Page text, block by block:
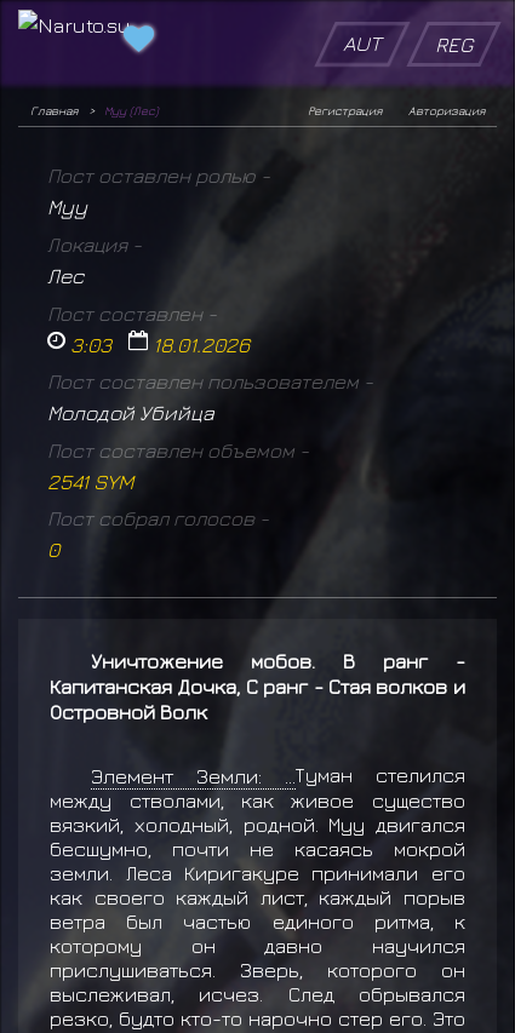
AUT REG
Главная Муу (Лес) Авторизация
Регистрация
Пост оставлен ролью -
Муу
Локация -
Лес
Пост составлен -
3:03 18.01.2026
Пост составлен пользователем -
Молодой Убийца
Пост составлен объемом -
2541 SYM
Пост собрал голосов -
0
Уничтожение мобов. В ранг -
Капитанская Дочка, С ранг - Стая волков и
Островной Волк
Элемент Земли: ...Туман стелился
между стволами, как живое существо
вязкий, холодный, родной. Муу двигался
бесшумно, почти не касаясь мокрой
земли. Леса Киригакуре принимали его
как своего каждый лист, каждый порыв
ветра был частью единого ритма, к
которому он давно научился
прислушиваться. Зверь, которого он
выслеживал, исчез. След обрывался
резко, будто кто-то нарочно стер его. Это